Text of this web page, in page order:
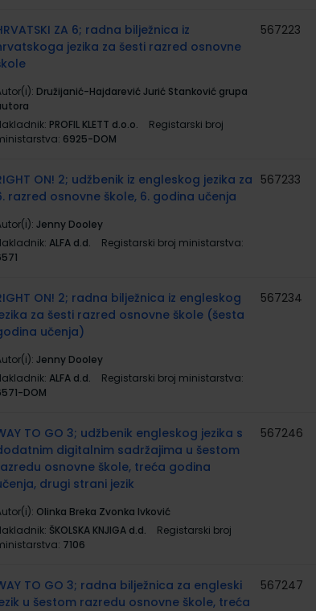
ZA 6; radna bilježnica iz
jezika za šesti razred osnovne
Družijanić-Hajdarević Jurić Stanković grupa
PROFIL KLETT d.o.o.
Registarski broj
6925-DOM
567223
ON! 2; udžbenik iz engleskog jezika za
razred osnovne škole, 6. godina učenja
Jenny Dooley
ALFA d.d.
Registarski broj ministarstva:
567233
ON! 2; radna bilježnica iz engleskog
za šesti razred osnovne škole (šesta
učenja)
Jenny Dooley
ALFA d.d.
Registarski broj ministarstva:
DOM
567234
TO GO 3; udžbenik engleskog jezika s
digitalnim sadržajima u šestom
osnovne škole, treća godina
drugi strani jezik
Olinka Breka Zvonka Ivković
ŠKOLSKA KNJIGA d.d.
Registarski broj
7106
567246
TO GO 3; radna bilježnica za engleski
u šestom razredu osnovne škole, treća
567247